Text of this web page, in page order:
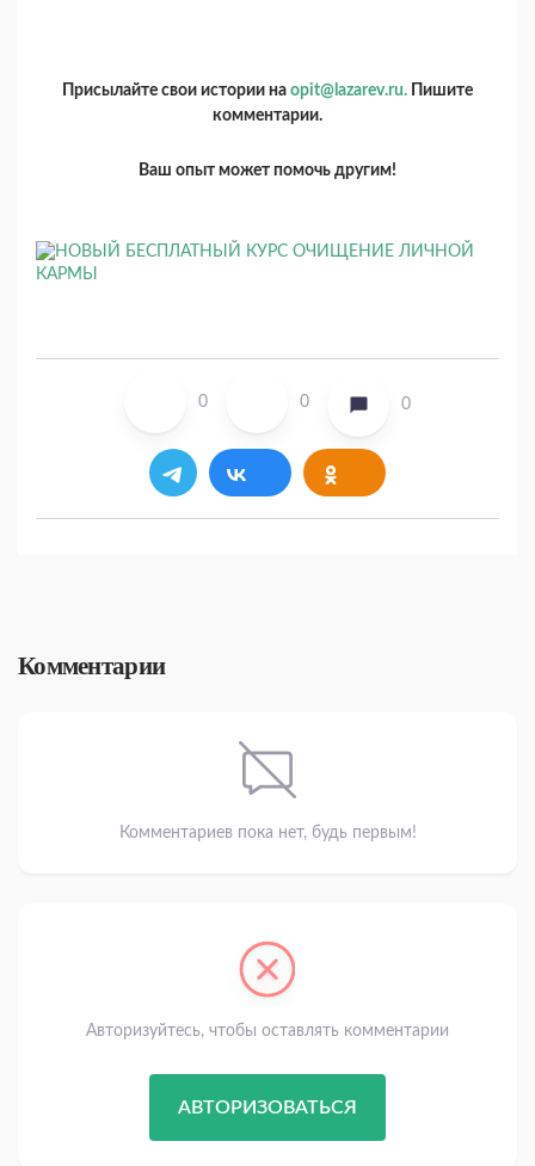
Присылайте свои истории на opit@lazarev.ru. Пишите
комментарии.
Ваш опыт может помочь другим!
0 0 0
Комментарии
Комментариев пока нет, будь первым!
Авторизуйтесь, чтобы оставлять комментарии
АВТОРИЗОВАТЬСЯ